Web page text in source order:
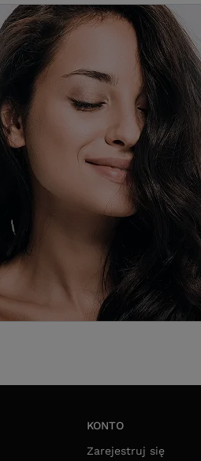
KONTO
Zarejestruj się